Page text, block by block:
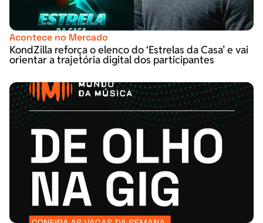
Acontece no Mercado
KondZilla reforça o elenco do ‘Estrelas da Casa’ e vai
orientar a trajetória digital dos participantes